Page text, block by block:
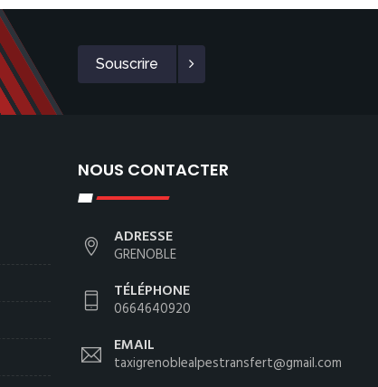
Souscrire
NOUS CONTACTER
ADRESSE
GRENOBLE
TÉLÉPHONE
0664640920
EMAIL
taxigrenoblealpestransfert@gmail.com